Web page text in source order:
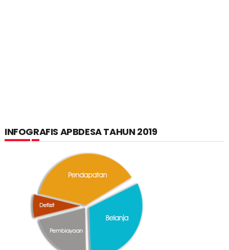
INFOGRAFIS APBDESA TAHUN 2019